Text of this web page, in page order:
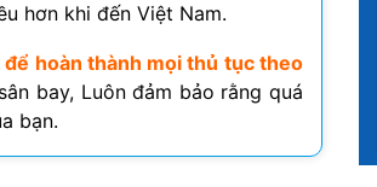
hơn khi đến Việt Nam.
hoàn thành mọi thủ tục theo
bay, Luôn đảm bảo rằng quá
bạn.